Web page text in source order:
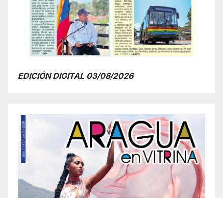
EDICIÓN DIGITAL 03/08/2026